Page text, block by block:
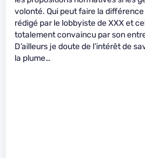
volonté. Qui peut faire la
rédigé par le lobbyiste de XXX et
totalement convaincu par son
D’ailleurs je doute de l’intérêt de
la plume…